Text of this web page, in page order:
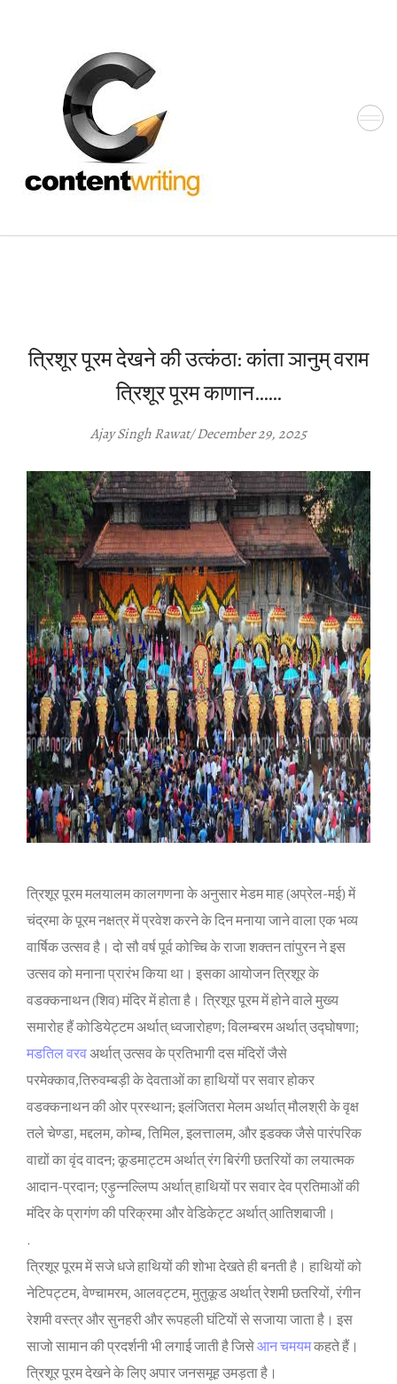
त्र‍िशूर पूरम देखने की उत्‍कंठा: कांता ञानुम् वराम
त्र‍िशूर पूरम काणान……
Ajay Singh Rawat/ December 29, 2025
त्र‍िशूर पूरम मलयालम कालगणना के अनुसार मेडम माह (अप्रेल-मई) में
चंद्रमा के पूरम नक्षत्र में प्रवेश करने के द‍िन मनाया जाने वाला एक भव्‍य
वार्ष‍िक उत्‍सव है। दो सौ वर्ष पूर्व कोच्‍च‍ि के राजा शक्‍तन तांपुरन ने इस
उत्‍सव को मनाना प्रारंभ क‍िया था। इसका आयोजन त्र‍िशूर के
वडक्‍कनाथन (श‍िव) मंद‍िर में होता है। त्र‍िशूर पूरम में होने वाले मुख्‍य
समारोह हैं कोड‍ियेट्टम अर्थात् ध्‍वजारोहण; व‍िलम्‍बरम अर्थात् उद्घोषणा;
मडत‍िल वरवअर्थात् उत्‍सव के प्रत‍िभागी दस मंद‍िरों जैसे
परमेक्‍काव,त‍िरुवम्‍बड़ी के देवताओं का हाथ‍ियों पर सवार होकर
वडक्‍कनाथन की ओर प्रस्‍थान; इलंज‍ितरा मेलम अर्थात् मौल‍श्री के वृक्ष
तले चेण्‍डा, मद्दलम, कोम्‍ब, तिमिल, इलत्तालम, और इडक्‍क जैसे पारंपर‍िक
वाद्यों का वृंद वादन; कूडमाट्टम अर्थात् रंग ब‍िरंगी छतर‍ियों का लयात्‍मक
आदान-प्रदान; एड़ुन्‍नल्‍लिप्‍प अर्थात् हाथि‍यों पर सवार देव प्रत‍िमाओं की
मंद‍िर के प्रागंण की पर‍िक्रमा और वेड‍िकेट्ट अर्थात् आत‍िशबाजी।
.
त्र‍िशूर पूरम में सजे धजे हाथ‍ियों की शोभा देखते ही बनती है। हाथ‍ियों को
नेट‍िपट्टम, वेण्‍चामरम, आलवट्टम, मुतुकूड अर्थात् रेशमी छतर‍ियों, रंगीन
रेशमी वस्‍त्र और सुनहरी और रूपहली घंट‍ियों से सजाया जाता है। इस
साजो सामान की प्रदर्शनी भी लगाई जाती है ज‍िसेआन चमयमकहते हैं।
त्र‍िशूर पूरम देखने के ल‍िए अपार जनसमूह उमड़ता है।